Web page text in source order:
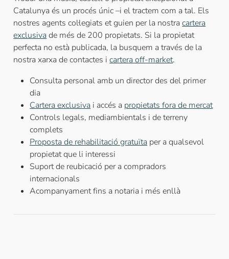
Catalunya és un procés únic –i el tractem com a tal. Els
nostres agents col·legiats et guien per la nostracartera
exclusiva de més de 200 propietats. Si la propietat
perfecta no està publicada, la busquem a través de la
nostra xarxa de contactes icartera off-market.
Consulta personal amb un director des del primer
dia
Cartera exclusiva i accés a propietats fora de mercat
Controls legals, mediambientals i de terreny
complets
Proposta de rehabilitació gratuïta per a qualsevol
propietat que li interessi
Suport de reubicació per a compradors
internacionals
Acompanyament fins a notaria i més enllà